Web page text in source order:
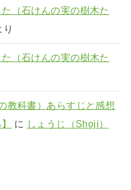
（石けんの実の樹木た
り
（石けんの実の樹木た
教科書）あらすじと感想
に しょうじ（Shoji）